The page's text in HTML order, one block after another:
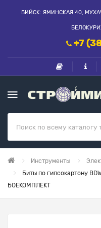
БИЙСК: ЯМИНСКАЯ 40,
+7
Инструменты
Биты по гипсокартону
БОЕКОМПЛЕКТ